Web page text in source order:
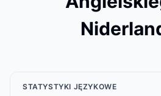
STATYSTYKI JĘZYKOWE